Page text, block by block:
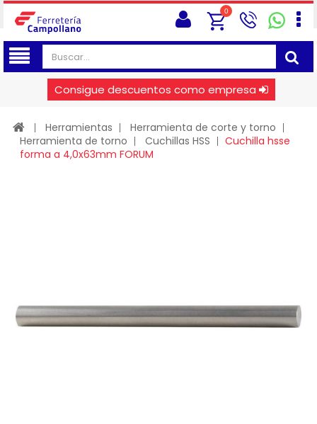
0
Consigue descuentos como empresa
Herramientas
Herramienta de corte y torno
Herramienta de torno
Cuchillas HSS
Cuchilla hsse
forma a 4,0x63mm FORUM